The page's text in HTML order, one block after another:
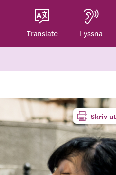
Translate Lyssna
Skriv ut